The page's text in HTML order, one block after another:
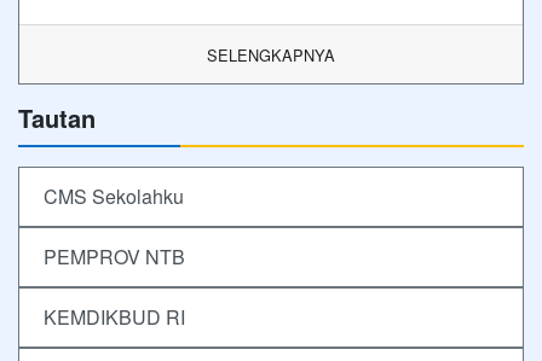
SELENGKAPNYA
Tautan
CMS Sekolahku
PEMPROV NTB
KEMDIKBUD RI